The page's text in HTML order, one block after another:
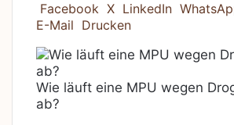
Facebook X LinkedIn
E-Mail Drucken
Wie läuft eine MPU wegen
ab?